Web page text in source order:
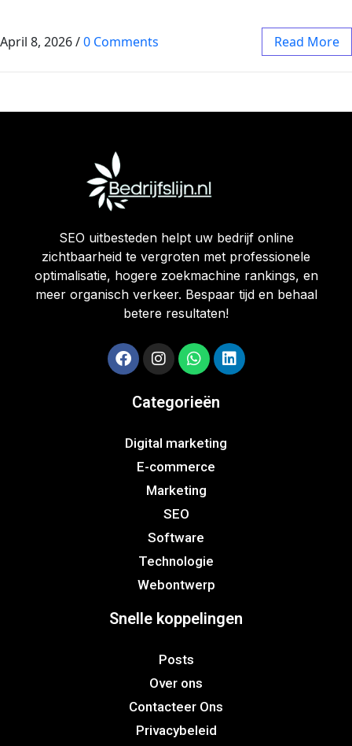
April 8, 2026/0 Comments Read More
SEO uitbesteden helpt uw bedrijf online
zichtbaarheid te vergroten met professionele
optimalisatie, hogere zoekmachine rankings, en
meer organisch verkeer. Bespaar tijd en behaal
betere resultaten!
Categorieën
Digital marketing
E-commerce
Marketing
SEO
Software
Technologie
Webontwerp
Snelle koppelingen
Posts
Over ons
Contacteer Ons
Privacybeleid